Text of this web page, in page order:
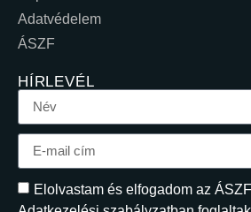
Adatvédelem
ÁSZF
HÍRLEVÉL
Elolvastam és elfogadom az